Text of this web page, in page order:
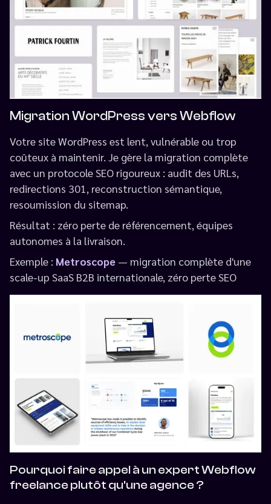
Migration WordPress vers Webflow
Votre site WordPress est lent, vulnérable ou trop
coûteux à maintenir. Je gère la migration complète
avec un protocole SEO rigoureux : audit des URLs,
redirections 301, reconstruction sémantique,
resoumission du sitemap.
Résultat : zéro perte de référencement, équipes
autonomes à la livraison.
Exemple : Metroscope — migration complète d'une
scale-up SaaS B2B internationale, zéro perte SEO
Pourquoi faire appel à un expert Webflow
freelance plutôt qu'une agence ?